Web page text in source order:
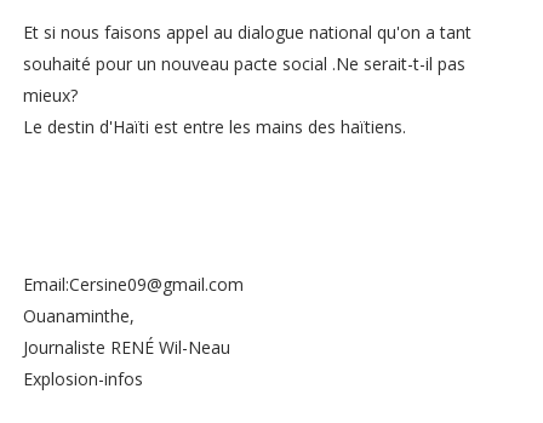
Et si nous faisons appel au dialogue national qu'on a tant
souhaité pour un nouveau pacte social .Ne serait-t-il pas
mieux?
Le destin d'Haïti est entre les mains des haïtiens.
Email:Cersine09@gmail.com
Ouanaminthe,
Journaliste RENÉ Wil-Neau
Explosion-infos